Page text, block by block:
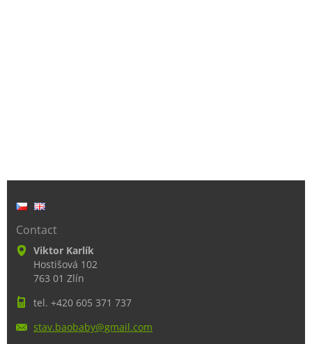
Contact
Viktor Karlík
Hostišová 102
763 01 Zlín
tel. +420 605 371 737
stav.baobaby@gmail.com